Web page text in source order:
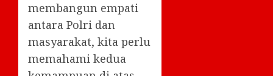
membangun empati
antara Polri dan
masyarakat, kita perlu
memahami kedua